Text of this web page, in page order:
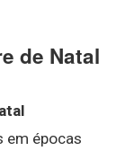
de Natal
em épocas